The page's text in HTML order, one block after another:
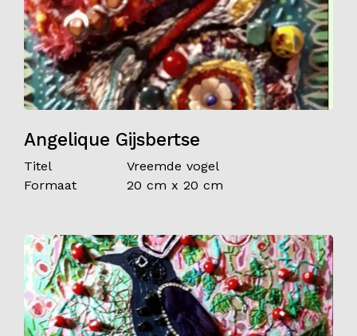
Angelique Gijsbertse
Titel
Vreemde vogel
Formaat
20 cm x 20 cm